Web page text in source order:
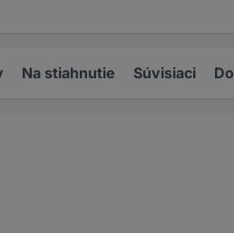
Na stiahnutie Súvisiaci